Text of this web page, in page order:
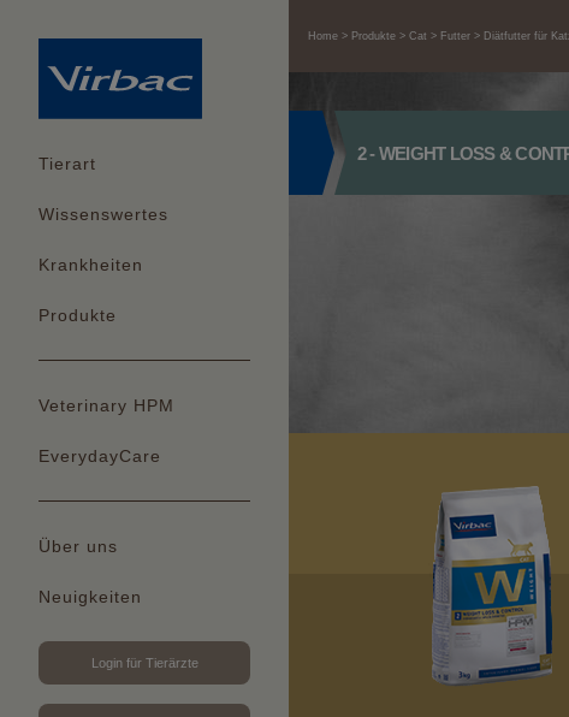
Tierart
Wissenswertes
Krankheiten
Produkte
Veterinary HPM
EverydayCare
Über uns
Neuigkeiten
Login für Tierärzte
Home Produkte Cat Futter Diätfutter für
2 - WEIGHT LOSS &